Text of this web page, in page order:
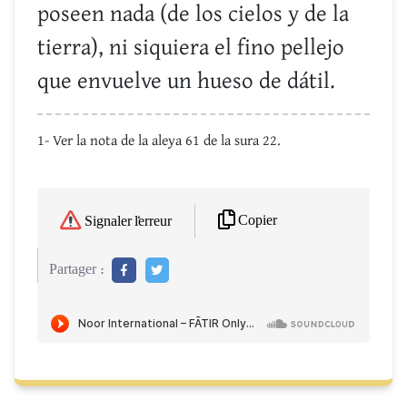
poseen nada (de los cielos y de la
tierra), ni siquiera el fino pellejo
que envuelve un hueso de dátil.
1- Ver la nota de la aleya 61 de la sura 22.
Signaler l'erreur Copier
Partager :